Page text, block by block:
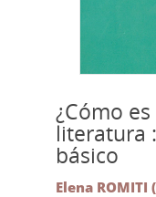
¿Cómo
literatura
básico
Elena ROMITI